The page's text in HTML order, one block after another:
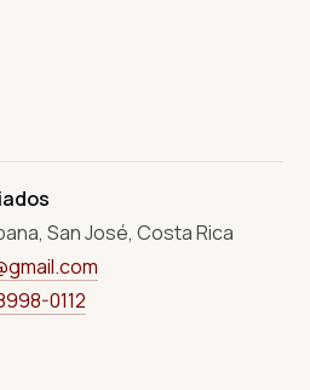
,San José,Costa Rica
0112